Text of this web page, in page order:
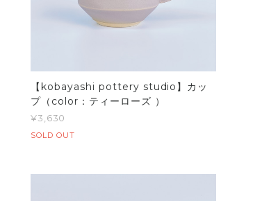
【kobayashi pottery studio】カッ
プ（color：ティーローズ ）
¥3,630
SOLD OUT